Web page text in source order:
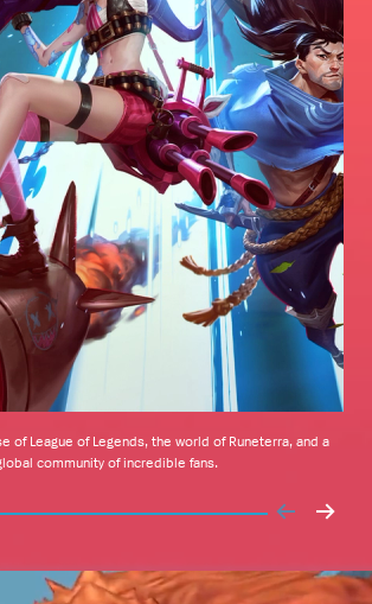
of League of Legends, the world of Runeterra, and a
community of incredible fans.